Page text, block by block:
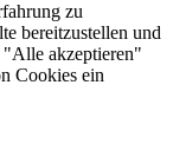
zu
bereitzustellen und
"Alle akzeptieren"
Cookies ein